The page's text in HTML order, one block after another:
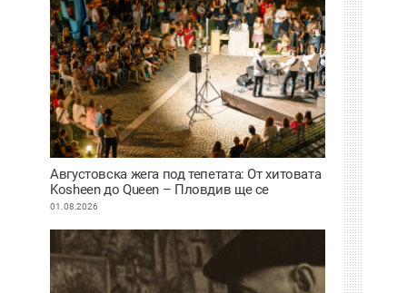
Августовска жега под тепетата: От хитовата
Kosheen до Queen – Пловдив ще се
забавлява
01.08.2026